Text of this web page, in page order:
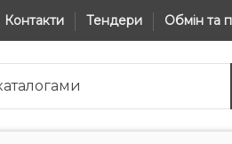
Контакти Тендери Обмін та